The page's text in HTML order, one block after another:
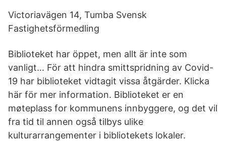
Victoriavägen 14, Tumba Svensk
Fastighetsförmedling
Biblioteket har öppet, men allt är inte som
vanligt… För att hindra smittspridning av Covid-
19 har biblioteket vidtagit vissa åtgärder. Klicka
här för mer information. Biblioteket er en
møteplass for kommunens innbyggere, og det vil
fra tid til annen også tilbys ulike
kulturarrangementer i bibliotekets lokaler.